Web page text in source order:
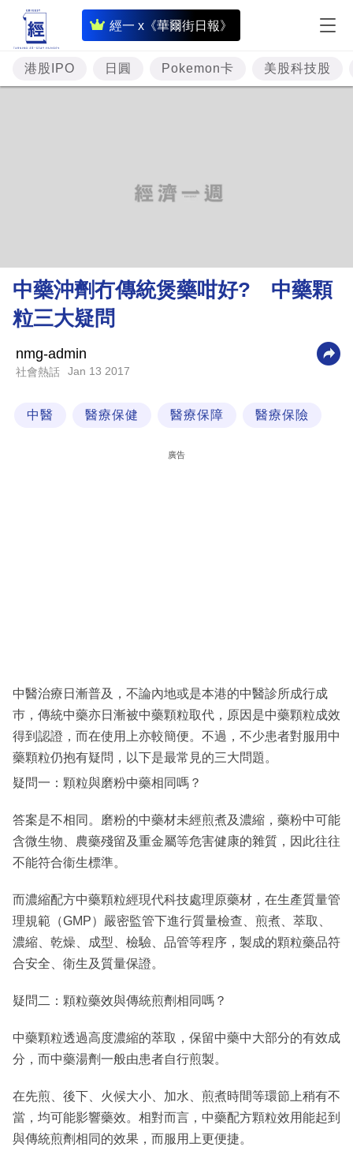
經一 x《華爾街日報》
即
時
財
經
理
財
商
科
區
港股IPO 日圓 Pokemon卡 美股科技股
中藥沖劑冇傳統煲藥咁好? 中藥顆
粒三大疑問
nmg-admin
社會熱話 Jan 13 2017
中醫 醫療保健 醫療保障 醫療保險
廣告
中醫治療日漸普及，不論內地或是本港的中醫診所成行成
巿，傳統中藥亦日漸被中藥顆粒取代，原因是中藥顆粒成效
得到認證，而在使用上亦較簡便。不過，不少患者對服用中
藥顆粒仍抱有疑問，以下是最常見的三大問題。
疑問一：顆粒與磨粉中藥相同嗎？
答案是不相同。磨粉的中藥材未經煎煮及濃縮，藥粉中可能
含微生物、農藥殘留及重金屬等危害健康的雜質，因此往往
不能符合衞生標準。
而濃縮配方中藥顆粒經現代科技處理原藥材，在生產質量管
理規範（GMP）嚴密監管下進行質量檢查、煎煮、萃取、
濃縮、乾燥、成型、檢驗、品管等程序，製成的顆粒藥品符
合安全、衛生及質量保證。
疑問二：顆粒藥效與傳統煎劑相同嗎？
中藥顆粒透過高度濃縮的萃取，保留中藥中大部分的有效成
分，而中藥湯劑一般由患者自行煎製。
在先煎、後下、火候大小、加水、煎煮時間等環節上稍有不
當，均可能影響藥效。相對而言，中藥配方顆粒效用能起到
與傳統煎劑相同的效果，而服用上更便捷。